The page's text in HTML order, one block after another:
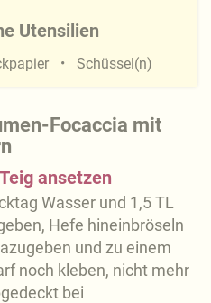
Focaccia mit
ansetzen
Wasser und 1,5 TL
Hefe hineinbröseln
und zu einem
noch kleben, nicht mehr
bei
Utensilien
Schüssel(n)